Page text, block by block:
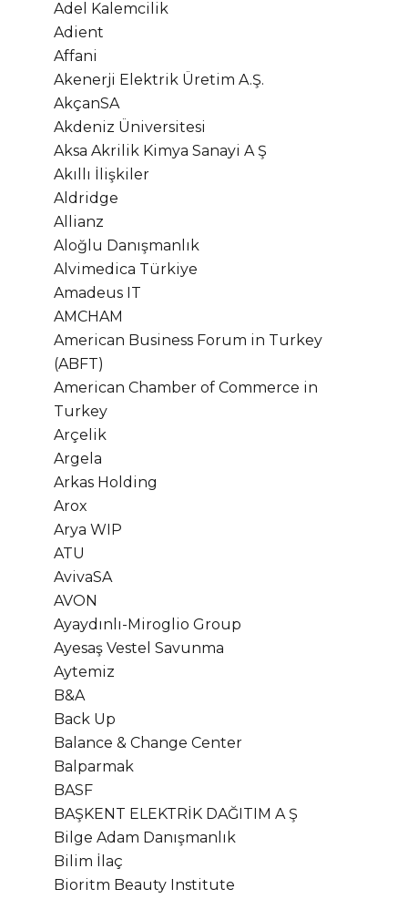
Adel Kalemcilik
Adient
Affani
Akenerji Elektrik Üretim A.Ş.
AkçanSA
Akdeniz Üniversitesi
Aksa Akrilik Kimya Sanayi A Ş
Akıllı İlişkiler
Aldridge
Allianz
Aloğlu Danışmanlık
Alvimedica Türkiye
Amadeus IT
AMCHAM
American Business Forum in Turkey
(ABFT)
American Chamber of Commerce in
Turkey
Arçelik
Argela
Arkas Holding
Arox
Arya WIP
ATU
AvivaSA
AVON
Ayaydınlı-Miroglio Group
Ayesaş Vestel Savunma
Aytemiz
B&A
Back Up
Balance & Change Center
Balparmak
BASF
BAŞKENT ELEKTRİK DAĞITIM A Ş
Bilge Adam Danışmanlık
Bilim İlaç
Bioritm Beauty Institute